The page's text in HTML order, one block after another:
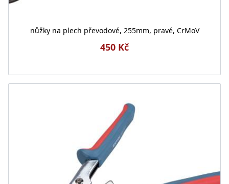
nůžky na plech převodové, 255mm, pravé, CrMoV
450 Kč